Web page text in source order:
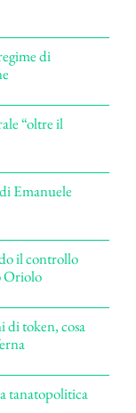
di
“oltre il
Emanuele
il controllo
Oriolo
di token, cosa
tanatopolitica